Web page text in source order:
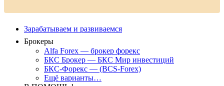
Зарабатываем и развиваемся
Брокеры
Alfa Forex — брокер форекс
БКС Брокер — БКС Мир инвестиций
БКС-Форекс — (BCS-Forex)
Ещё варианты…